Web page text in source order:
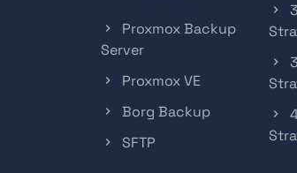
Proxmox Backup
Server
Proxmox VE
Borg Backup
SFTP